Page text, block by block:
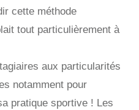
cette méthode
tout particulièrement à
aux particularités
notamment pour
pratique sportive ! Les